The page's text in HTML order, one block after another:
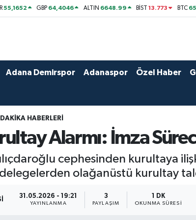
55,1652 GBP 64,4046 ALTIN 6648.99 BİST13.773 BTC
Adana Demirspor Adanaspor Özel Haber
HABERLERI
Alarmı: İmza
cephesinden kurultaya
olağanüstü kurultay
31.05.2026 - 19:21
YAYINLANMA
3
PAYLAŞIM
1 DK
OKUNMA SÜRESI